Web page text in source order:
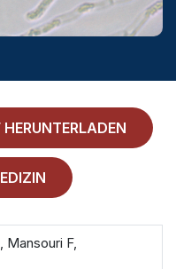
HERUNTERLADEN
Mansouri F,